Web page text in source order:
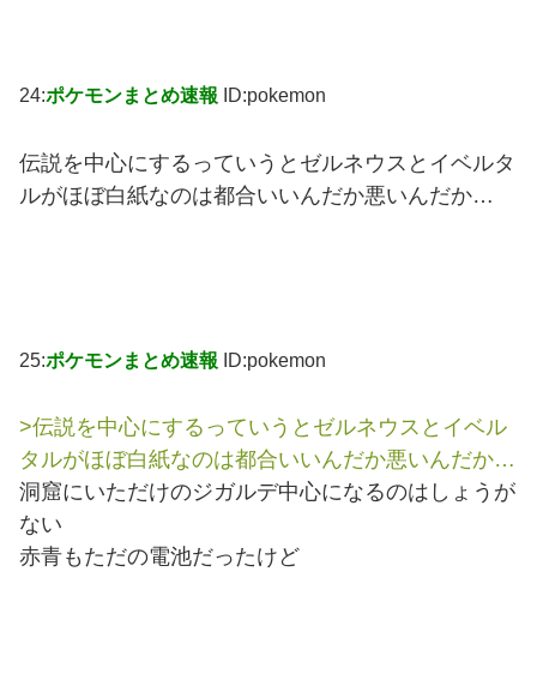
24:ポケモンまとめ速報 ID:pokemon
伝説を中心にするっていうとゼルネウスとイベルタ
ルがほぼ白紙なのは都合いいんだか悪いんだか…
25:ポケモンまとめ速報 ID:pokemon
>伝説を中心にするっていうとゼルネウスとイベル
タルがほぼ白紙なのは都合いいんだか悪いんだか…
洞窟にいただけのジガルデ中心になるのはしょうが
ない
赤青もただの電池だったけど